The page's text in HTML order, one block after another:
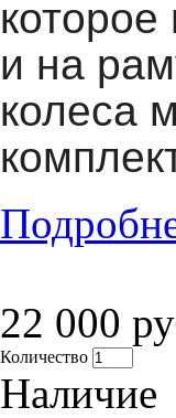
и на
колеса
22 000
Количество
Наличие